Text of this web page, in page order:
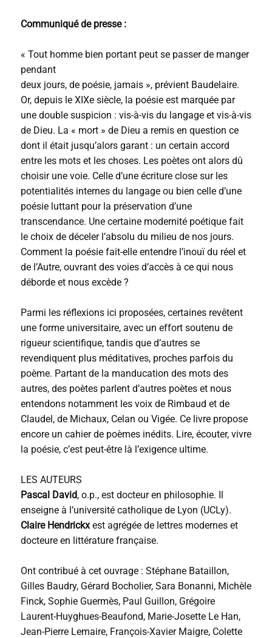
Communiqué de presse :
« Tout homme bien portant peut se passer de manger
pendant
deux jours, de poésie, jamais », prévient Baudelaire.
Or, depuis le XIXe siècle, la poésie est marquée par
une double suspicion : vis-à-vis du langage et vis-à-vis
de Dieu. La « mort » de Dieu a remis en question ce
dont il était jusqu’alors garant : un certain accord
entre les mots et les choses. Les poètes ont alors dû
choisir une voie. Celle d’une écriture close sur les
potentialités internes du langage ou bien celle d’une
poésie luttant pour la préservation d’une
transcendance. Une certaine modernité poétique fait
le choix de déceler l’absolu du milieu de nos jours.
Comment la poésie fait-elle entendre l’inouï du réel et
de l’Autre, ouvrant des voies d’accès à ce qui nous
déborde et nous excède ?
Parmi les réflexions ici proposées, certaines revêtent
une forme universitaire, avec un effort soutenu de
rigueur scientifique, tandis que d’autres se
revendiquent plus méditatives, proches parfois du
poème. Partant de la manducation des mots des
autres, des poètes parlent d’autres poètes et nous
entendons notamment les voix de Rimbaud et de
Claudel, de Michaux, Celan ou Vigée. Ce livre propose
encore un cahier de poèmes inédits. Lire, écouter, vivre
la poésie, c’est peut-être là l’exigence ultime.
LES AUTEURS
Pascal David, o.p., est docteur en philosophie. Il
enseigne à l’université catholique de Lyon (UCLy).
Claire Hendrickxest agrégée de lettres modernes et
docteure en littérature française.
Ont contribué à cet ouvrage : Stéphane Bataillon,
Gilles Baudry, Gérard Bocholier, Sara Bonanni, Michèle
Finck, Sophie Guermès, Paul Guillon, Grégoire
Laurent-Huyghues-Beaufond, Marie-Josette Le Han,
Jean-Pierre Lemaire, François-Xavier Maigre, Colette